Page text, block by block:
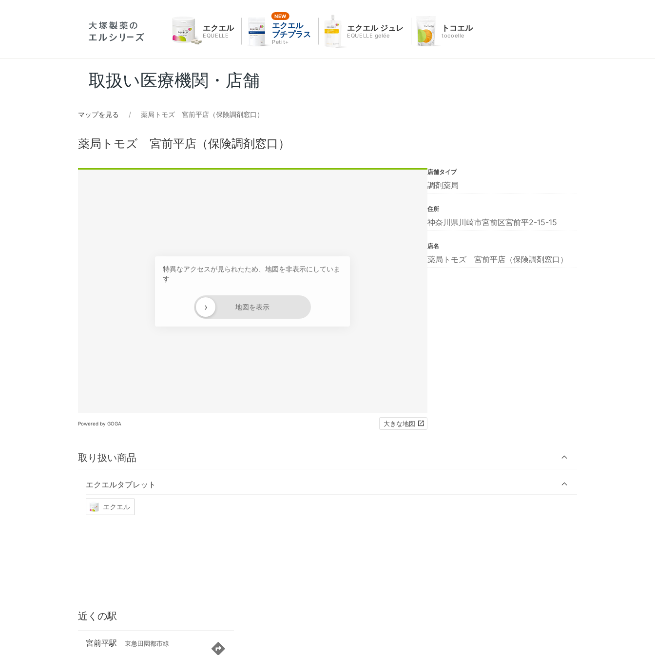
エクエル
EQUELLE
エクエル
プチプラス
Petit+
エクエル ジュレ
EQUELLE gelée
トコエル
tocoelle
取扱い医療機関・店舗
マップを見る 薬局トモズ 宮前平店（保険調剤窓口）
薬局トモズ 宮前平店（保険調剤窓口）
特異なアクセスが見られたため、地図を非表示にしていま
す
地図を表示
›
Powered by GOGA 大きな地図
取り扱い商品
エクエルタブレット
エクエル
店舗タイプ
調剤薬局
住所
神奈川県川崎市宮前区宮前平2-15-15
店名
薬局トモズ 宮前平店（保険調剤窓口）
近くの駅
宮前平駅 東急田園都市線